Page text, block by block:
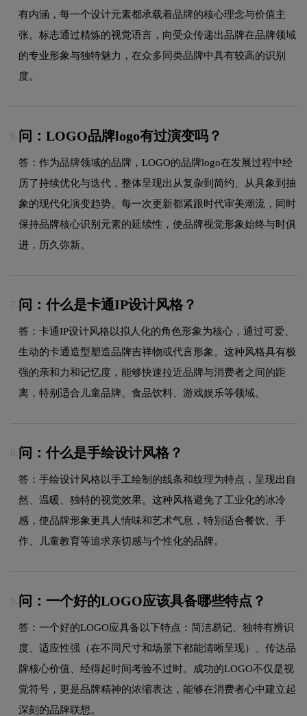
有内涵，每一个设计元素都承载着品牌的核心理念与价值主
张。标志通过精炼的视觉语言，向受众传递出品牌在品牌领域
的专业形象与独特魅力，在众多同类品牌中具有较高的识别
度。
6. 问：LOGO品牌logo有过演变吗？
答：作为品牌领域的品牌，LOGO的品牌logo在发展过程中经
历了持续优化与迭代，整体呈现出从复杂到简约、从具象到抽
象的现代化演变趋势。每一次更新都紧跟时代审美潮流，同时
保持品牌核心识别元素的延续性，使品牌视觉形象始终与时俱
进，历久弥新。
7. 问：什么是卡通IP设计风格？
答：卡通IP设计风格以拟人化的角色形象为核心，通过可爱、
生动的卡通造型塑造品牌吉祥物或代言形象。这种风格具有极
强的亲和力和记忆度，能够快速拉近品牌与消费者之间的距
离，特别适合儿童品牌、食品饮料、游戏娱乐等领域。
8. 问：什么是手绘设计风格？
答：手绘设计风格以手工绘制的线条和纹理为特点，呈现出自
然、温暖、独特的视觉效果。这种风格避免了工业化的冰冷
感，使品牌形象更具人情味和艺术气息，特别适合餐饮、手
作、儿童教育等追求亲切感与个性化的品牌。
9. 问：一个好的LOGO应该具备哪些特点？
答：一个好的LOGO应具备以下特点：简洁易记、独特有辨识
度、适应性强（在不同尺寸和场景下都能清晰呈现）、传达品
牌核心价值、经得起时间考验不过时。成功的LOGO不仅是视
觉符号，更是品牌精神的浓缩表达，能够在消费者心中建立起
深刻的品牌联想。